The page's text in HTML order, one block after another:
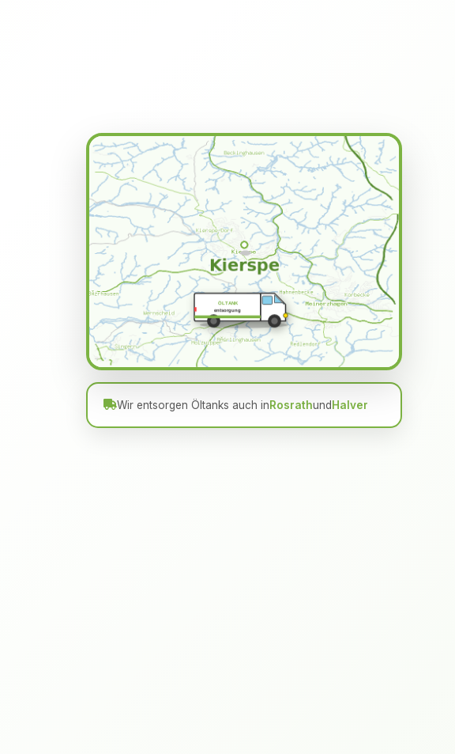
ÖLTANK
entsorgung
Wir entsorgen Öltanks auch inRosrathundHalver